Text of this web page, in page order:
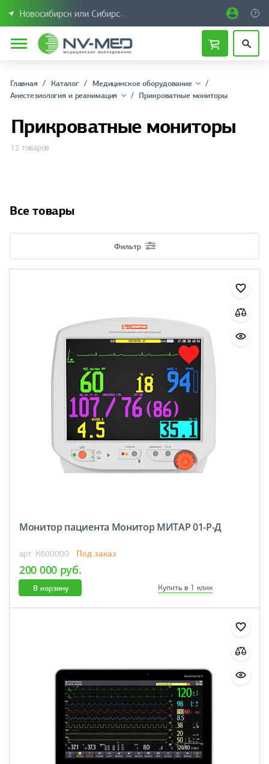
Новосибирск или Сибирский федеральный округ
Главная Каталог
Медицинское оборудование
Анестезиология и реанимация
Прикроватные мониторы
Прикроватные мониторы
12 товаров
Все товары
Фильтр
Монитор пациента Монитор МИТАР 01-Р-Д
арт. К600000 Под заказ
200 000 руб.
В корзину Купить в 1 клик